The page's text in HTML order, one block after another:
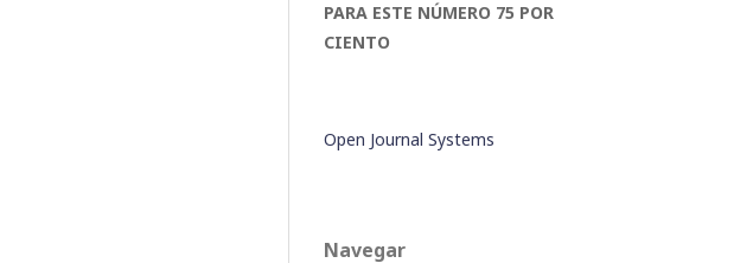
PARA ESTE NÚMERO 75 POR
CIENTO
Open Journal Systems
Navegar